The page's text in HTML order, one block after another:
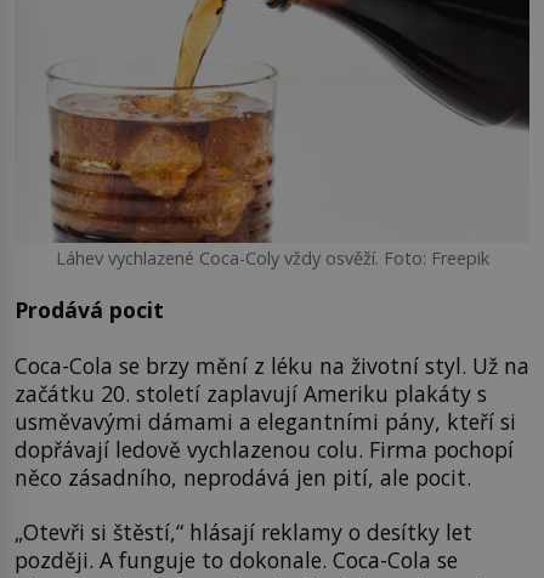
Láhev vychlazené Coca-Coly vždy osvěží. Foto: Freepik
Prodává pocit
Coca-Cola se brzy mění z léku na životní styl. Už na
začátku 20. století zaplavují Ameriku plakáty s
usměvavými dámami a elegantními pány, kteří si
dopřávají ledově vychlazenou colu. Firma pochopí
něco zásadního, neprodává jen pití, ale pocit.
„Otevři si štěstí,“ hlásají reklamy o desítky let
později. A funguje to dokonale. Coca-Cola se